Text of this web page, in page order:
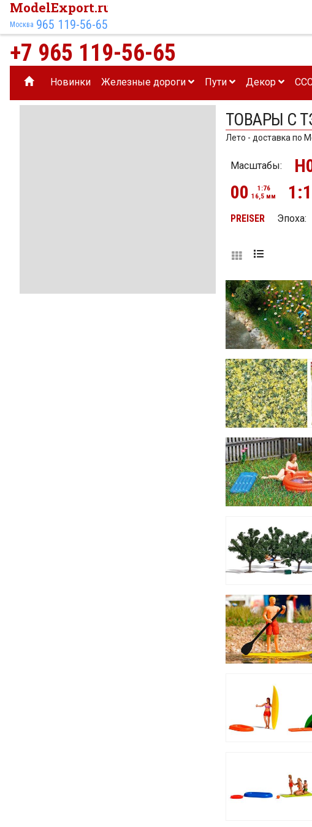
ModelExport.ru
Москва 965 119-56-65
+7 965 119-56-65
Новинки Железные дороги Пути Декор
ТОВАРЫ С
Лето - доставка по
Масштабы:
00
1:76
16,5 мм
PREISER Эпоха: